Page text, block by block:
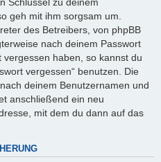
geh mit ihm sorgsam um.
des Betreibers, von phpBB
nach deinem Passwort
haben, so kannst du
vergessen“ benutzen. Die
deinem Benutzernamen und
anschließend ein neu
mit dem du dann auf das